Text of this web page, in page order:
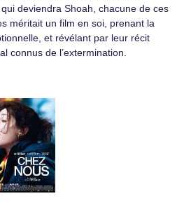
deviendra Shoah, chacune de ces
méritait un film en soi, prenant la
et révélant par leur récit
connus de l’extermination.